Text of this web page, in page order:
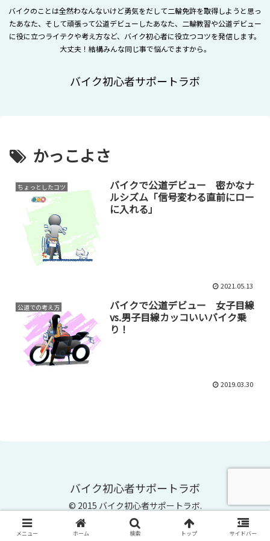
バイクのことは全然わなんないけど勇気をだして二輪免許を取得しようと思っ
たあなた、そして頑張って公道デビューしたあなた、二輪教習や公道デビュー
に役に立つライテクや考え方など、バイク初心者に役立つコツを発信します。
大丈夫！結構みんな同じ事で悩んでますから。
バイク初心者サポートラボ
かっこよさ
ちょっとしたコツ
バイクで公道デビュー 密かなナ
ルシズム「信号変わる直前にロー
に入れる」
2021.05.13
公道での考え方
バイクで公道デビュー 女子目線
vs.男子目線カッコいいバイク乗
り！
2019.03.30
バイク初心者サポートラボ
© 2015 バイク初心者サポートラボ.
メニュー ホーム 検索 トップ サイドバー